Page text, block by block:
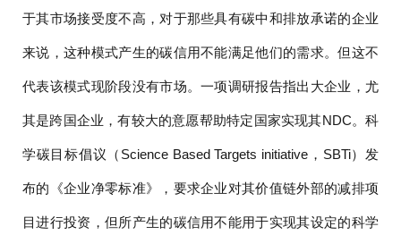
于其市场接受度不高，对于那些具有碳中和排放承诺的企业
来说，这种模式产生的碳信用不能满足他们的需求。但这不
代表该模式现阶段没有市场。一项调研报告指出大企业，尤
其是跨国企业，有较大的意愿帮助特定国家实现其NDC。科
学碳目标倡议（Science Based Targets initiative，SBTi）发
布的《企业净零标准》，要求企业对其价值链外部的减排项
目进行投资，但所产生的碳信用不能用于实现其设定的科学